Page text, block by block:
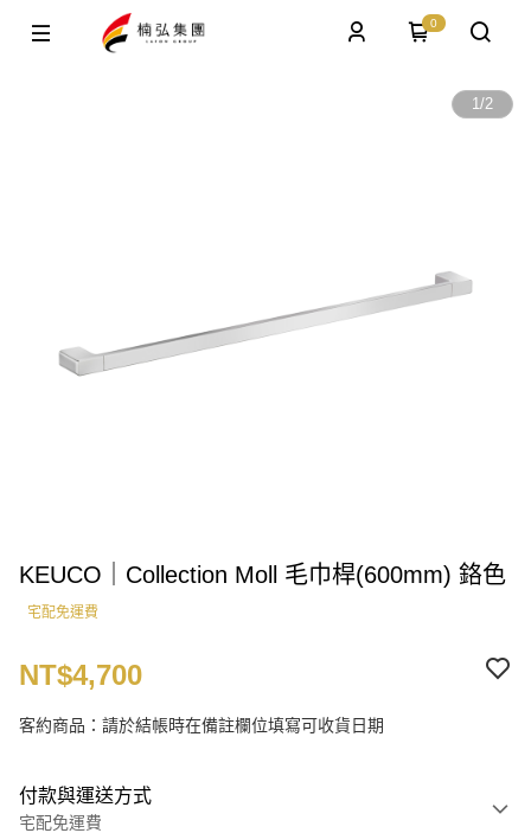
0
1/2
KEUCO｜Collection Moll 毛巾桿(600mm) 鉻色
宅配免運費
NT$4,700
客約商品：請於結帳時在備註欄位填寫可收貨日期
付款與運送方式
宅配免運費